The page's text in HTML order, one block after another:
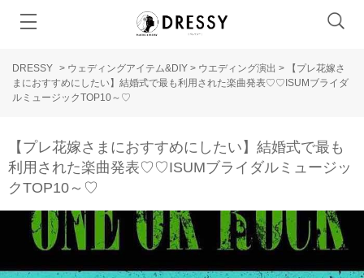
DRESSY > ウェディングアイテム&DIY > ウエディング演出 >
【プレ花嫁さ
まにおすすめにしたい】結婚式で最も利用された楽曲発表♡♡ISUMブライダ
ルミュージックTOP10～♡
【プレ花嫁さまにおすすめにしたい】結婚式で最も
利用された楽曲発表♡♡ISUMブライダルミュージッ
クTOP10～♡